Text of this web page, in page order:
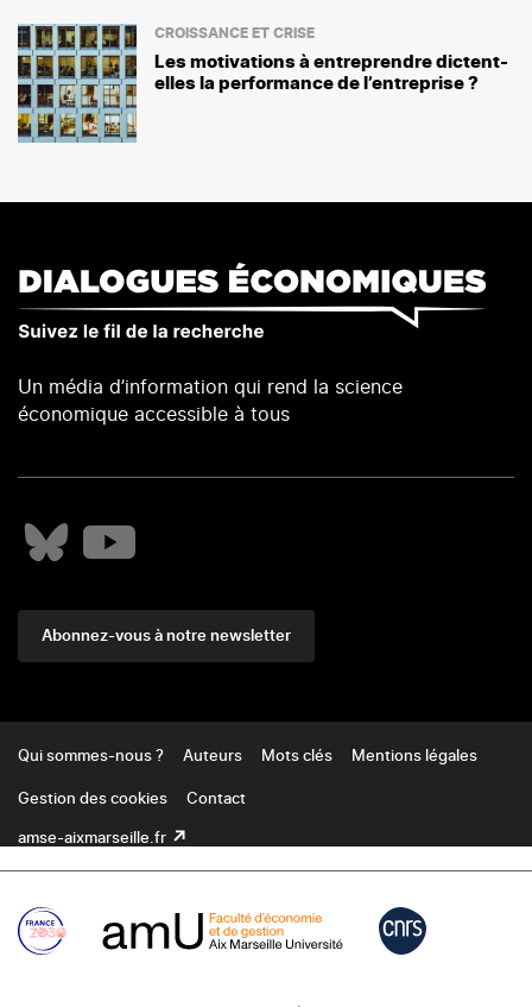
CROISSANCE ET CRISE
Les motivations à entreprendre dictent-
elles la performance de l’entreprise ?
Un média d’information qui rend la science
économique accessible à tous
Abonnez-vous à notre newsletter
Qui sommes-nous ? Auteurs Mots clés Mentions légales
Gestion des cookies Contact
amse-aixmarseille.fr